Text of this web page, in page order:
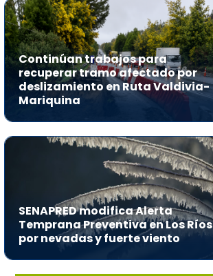
Continúan trabajos para
recuperar tramo afectado por
deslizamiento en Ruta Valdivia-
Mariquina
SENAPRED modifica Alerta
Temprana Preventiva en Los Ríos
por nevadas y fuerte viento